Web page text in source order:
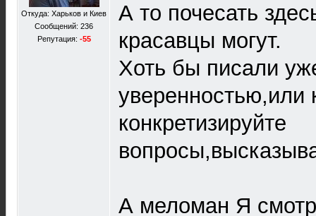
Откуда: Харьков и Киев
Сообщений: 236
Репутация: -55
А то почесать
красавцы могут.
Хоть бы писали
уверенностью,или
конкретизируйте
А меломан Я